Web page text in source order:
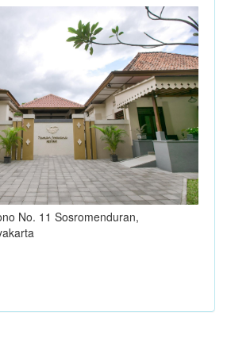
No. 11 Sosromenduran,